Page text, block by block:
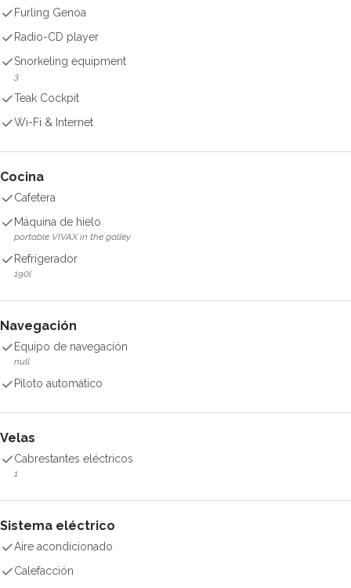
Furling Genoa
Radio-CD player
Snorkeling equipment
3
Teak Cockpit
Wi-Fi & Internet
Cocina
Cafetera
Máquina de hielo
portable VIVAX in the galley
Refrigerador
190l
Navegación
Equipo de navegación
null
Piloto automático
Velas
Cabrestantes eléctricos
1
Sistema eléctrico
Aire acondicionado
Calefacción